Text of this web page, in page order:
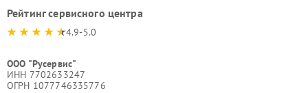
Рейтинг сервисного центра
4.9-5.0
ООО "Русервис"
ИНН 7702633247
ОГРН 1077746335776